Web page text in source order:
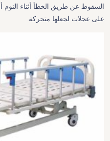
السقوط عن طريق الخطأ أثناء النوم
على عجلات لجعلها متحركة.